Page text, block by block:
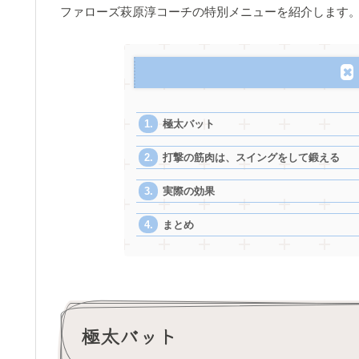
ファローズ萩原淳コーチの特別メニューを紹介します
極太バット
打撃の筋肉は、スイングをして鍛える
実際の効果
まとめ
極太バット